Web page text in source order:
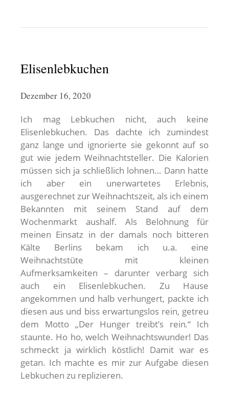
Elisenlebkuchen
Dezember 16, 2020
Ich mag Lebkuchen nicht, auch keine
Elisenlebkuchen. Das dachte ich zumindest
ganz lange und ignorierte sie gekonnt auf so
gut wie jedem Weihnachtsteller. Die Kalorien
müssen sich ja schließlich lohnen… Dann hatte
ich aber ein unerwartetes Erlebnis,
ausgerechnet zur Weihnachtszeit, als ich einem
Bekannten mit seinem Stand auf dem
Wochenmarkt aushalf. Als Belohnung für
meinen Einsatz in der damals noch bitteren
Kälte Berlins bekam ich u.a. eine
Weihnachtstüte mit kleinen
Aufmerksamkeiten – darunter verbarg sich
auch ein Elisenlebkuchen. Zu Hause
angekommen und halb verhungert, packte ich
diesen aus und biss erwartungslos rein, getreu
dem Motto „Der Hunger treibt’s rein.“ Ich
staunte. Ho ho, welch Weihnachtswunder! Das
schmeckt ja wirklich köstlich! Damit war es
getan. Ich machte es mir zur Aufgabe diesen
Lebkuchen zu replizieren.